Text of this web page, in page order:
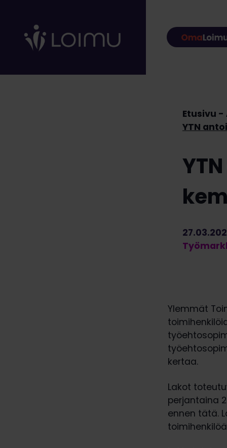
Etusivu
YTN
Ylemmät
kertaa.
Lakot
perjantaina
ennen tätä.